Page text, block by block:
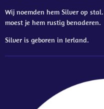
Wij noemden hem Silver op
moest je hem rustig benaderen.
Silver is geboren in Ierland.